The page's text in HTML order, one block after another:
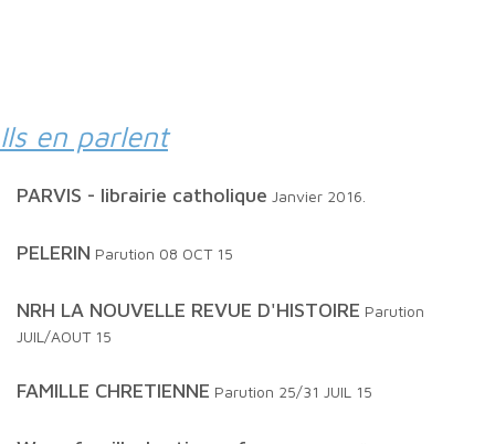
Ils en parlent
PARVIS - librairie catholique Janvier 2016.
PELERIN Parution 08 OCT 15
NRH LA NOUVELLE REVUE D'HISTOIRE Parution
JUIL/AOUT 15
FAMILLE CHRETIENNE Parution 25/31 JUIL 15